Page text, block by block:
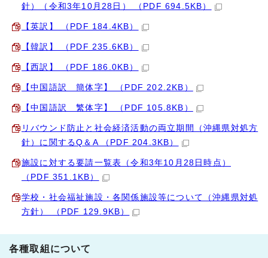
針）（令和3年10月28日） （PDF 694.5KB）
【英訳】 （PDF 184.4KB）
【韓訳】 （PDF 235.6KB）
【西訳】 （PDF 186.0KB）
【中国語訳 簡体字】 （PDF 202.2KB）
【中国語訳 繁体字】 （PDF 105.8KB）
リバウンド防止と社会経済活動の両立期間（沖縄県対処方
針）に関するQ＆A （PDF 204.3KB）
施設に対する要請一覧表（令和3年10月28日時点）
（PDF 351.1KB）
学校・社会福祉施設・各関係施設等について（沖縄県対処
方針） （PDF 129.9KB）
各種取組について